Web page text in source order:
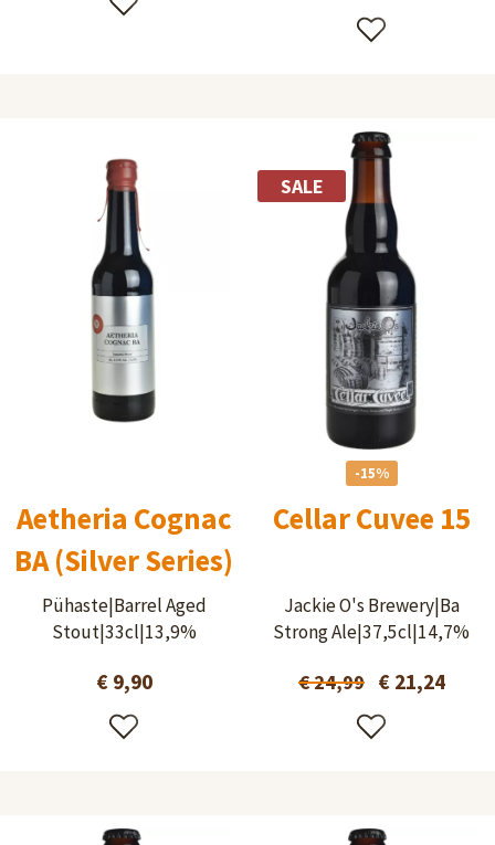
Aetheria Cognac
BA (Silver Series)
Pühaste|Barrel Aged
Stout|33cl|13,9%
€ 9,90
SALE
-15%
Cellar Cuvee 15
Jackie O's Brewery|Ba
Strong Ale|37,5cl|14,7%
€ 24,99 € 21,24